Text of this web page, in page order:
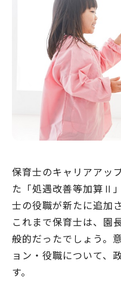
保育士のキャリアアッ
た「処遇改善等加算Ⅱ
士の役職が新たに追加
これまで保育士は、園
般的だったでしょう。
ョン・役職について、
す。